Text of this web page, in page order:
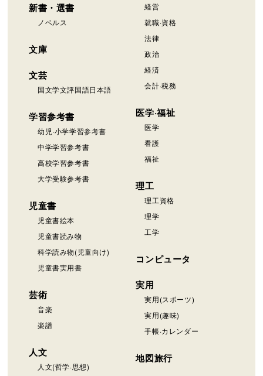
新書・選書
ノベルス
文庫
文芸
国文学文評国語日本語
学習参考書
幼児·小学学習参考書
中学学習参考書
高校学習参考書
大学受験参考書
児童書
児童書絵本
児童書読み物
科学読み物(児童向け)
児童書実用書
芸術
音楽
楽譜
人文
人文(哲学·思想)
経営
就職·資格
法律
政治
経済
会計·税務
医学·福祉
医学
看護
福祉
理工
理工資格
理学
工学
コンピュータ
実用
実用(スポーツ)
実用(趣味)
手帳·カレンダー
地図旅行